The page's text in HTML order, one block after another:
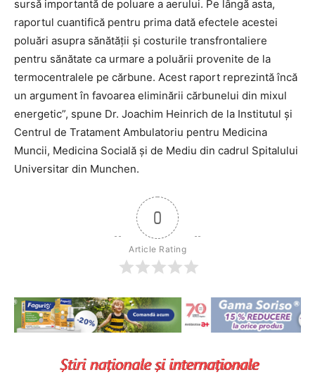
sursă importantă de poluare a aerului. Pe lângă asta,
raportul cuantifică pentru prima dată efectele acestei
poluări asupra sănătății și costurile transfrontaliere
pentru sănătate ca urmare a poluării provenite de la
termocentralele pe cărbune. Acest raport reprezintă încă
un argument în favoarea eliminării cărbunelui din mixul
energetic”, spune Dr. Joachim Heinrich de la Institutul și
Centrul de Tratament Ambulatoriu pentru Medicina
Muncii, Medicina Socială și de Mediu din cadrul Spitalului
Universitar din Munchen.
0
Article Rating